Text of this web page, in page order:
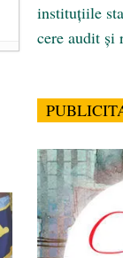
instituțiile
cere audit și